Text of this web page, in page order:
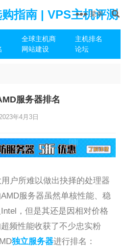
指南 | VPS主机评测
全球主机商
主机排名
网站建设 论坛
菜单
服务器排名
年4月3日
户所难以做出抉择的处理器
服务器虽然单核性能、稳
，但是其还是因相对价格
频性能收获了不少忠实粉
独立服务器进行排名：